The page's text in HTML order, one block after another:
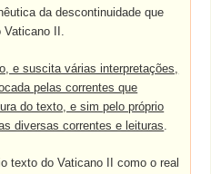
da descontinuidade que
Vaticano II.
e suscita várias interpretações,
pelas correntes que
do texto, e sim pelo próprio
diversas correntes e leituras.
texto do Vaticano II como o real